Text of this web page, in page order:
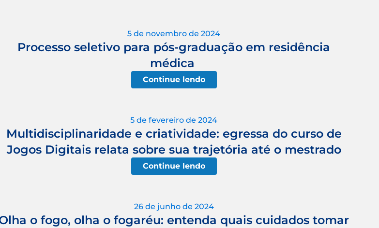
5 de novembro de 2024
Processo seletivo para pós-graduação em residência
médica
Continue lendo
5 de fevereiro de 2024
Multidisciplinaridade e criatividade: egressa do curso de
Jogos Digitais relata sobre sua trajetória até o mestrado
Continue lendo
26 de junho de 2024
o fogo, olha o fogaréu: entenda quais cuidados tomar